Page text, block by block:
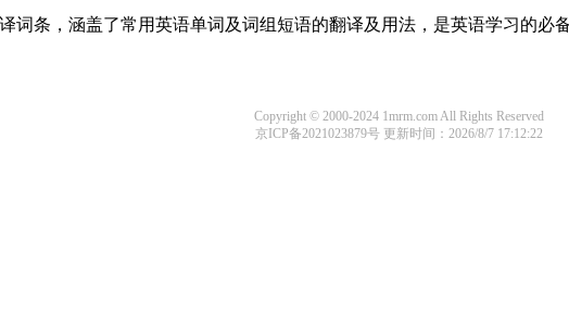
词条，涵盖了常用英语单词及词组短语的翻译及用法，是英语学习的必备
Copyright © 2000-2024 1mrm.com All Rights Reserved
京ICP备2021023879号 更新时间：2026/8/7 17:12:22